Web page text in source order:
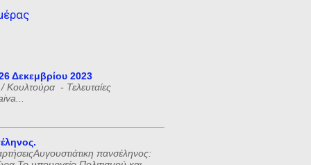
Δεκεμβρίου 2023
/ Κουλτούρα - Τελευταίες
πανσέληνος: